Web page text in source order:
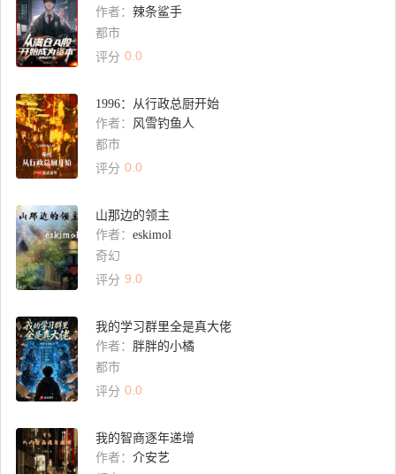
作者： 辣条鲨手
都市
评分 0.0
1996：从行政总厨开始
作者： 风雪钓鱼人
都市
评分 0.0
山那边的领主
作者： eskimol
奇幻
评分 9.0
我的学习群里全是真大佬
作者： 胖胖的小橘
都市
评分 0.0
我的智商逐年递增
作者： 介安艺